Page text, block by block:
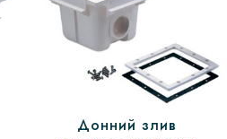
Донний злив